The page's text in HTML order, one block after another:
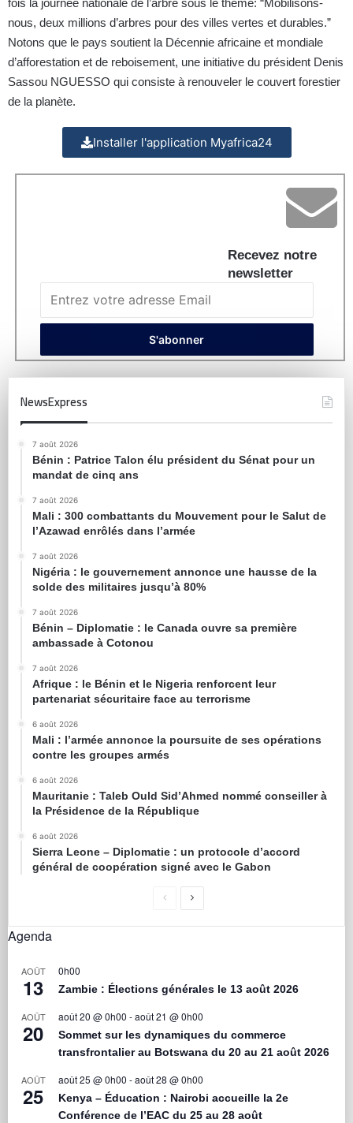
fois la journée nationale de l’arbre sous le thème: “Mobilisons-
nous, deux millions d’arbres pour des villes vertes et durables.”
Notons que le pays soutient la Décennie africaine et mondiale
d’afforestation et de reboisement, une initiative du président Denis
Sassou NGUESSO qui consiste à renouveler le couvert forestier
de la planète.
Installer l'application Myafrica24
Recevez notre
newsletter
NewsExpress
7 août 2026
Bénin : Patrice Talon élu président du Sénat pour un
mandat de cinq ans
7 août 2026
Mali : 300 combattants du Mouvement pour le Salut de
l’Azawad enrôlés dans l’armée
7 août 2026
Nigéria : le gouvernement annonce une hausse de la
solde des militaires jusqu’à 80%
7 août 2026
Bénin – Diplomatie : le Canada ouvre sa première
ambassade à Cotonou
7 août 2026
Afrique : le Bénin et le Nigeria renforcent leur
partenariat sécuritaire face au terrorisme
6 août 2026
Mali : l’armée annonce la poursuite de ses opérations
contre les groupes armés
6 août 2026
Mauritanie : Taleb Ould Sid’Ahmed nommé conseiller à
la Présidence de la République
6 août 2026
Sierra Leone – Diplomatie : un protocole d’accord
général de coopération signé avec le Gabon
Agenda
AOÛT
13
0h00
Zambie : Élections générales le 13 août 2026
AOÛT
20
août 20 @ 0h00 -août 21 @ 0h00
Sommet sur les dynamiques du commerce
transfrontalier au Botswana du 20 au 21 août 2026
AOÛT
25
août 25 @ 0h00 -août 28 @ 0h00
Kenya – Éducation : Nairobi accueille la 2e
Conférence de l’EAC du 25 au 28 août